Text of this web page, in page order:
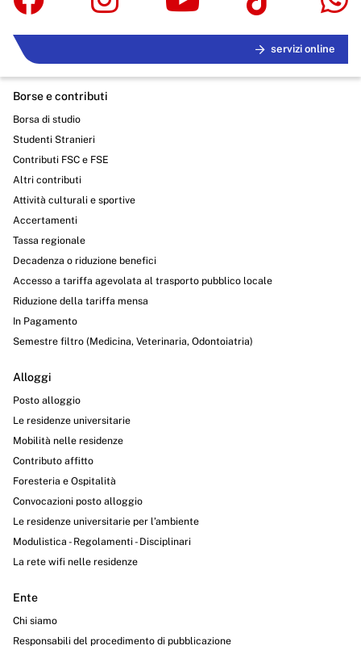
servizi online
Borse e contributi
Borsa di studio
Studenti Stranieri
Contributi FSC e FSE
Altri contributi
Attività culturali e sportive
Accertamenti
Tassa regionale
Decadenza o riduzione benefici
Accesso a tariffa agevolata al trasporto pubblico locale
Riduzione della tariffa mensa
In Pagamento
Semestre filtro (Medicina, Veterinaria, Odontoiatria)
Alloggi
Posto alloggio
Le residenze universitarie
Mobilità nelle residenze
Contributo affitto
Foresteria e Ospitalità
Convocazioni posto alloggio
Le residenze universitarie per l’ambiente
Modulistica - Regolamenti - Disciplinari
La rete wifi nelle residenze
Ente
Chi siamo
Responsabili del procedimento di pubblicazione